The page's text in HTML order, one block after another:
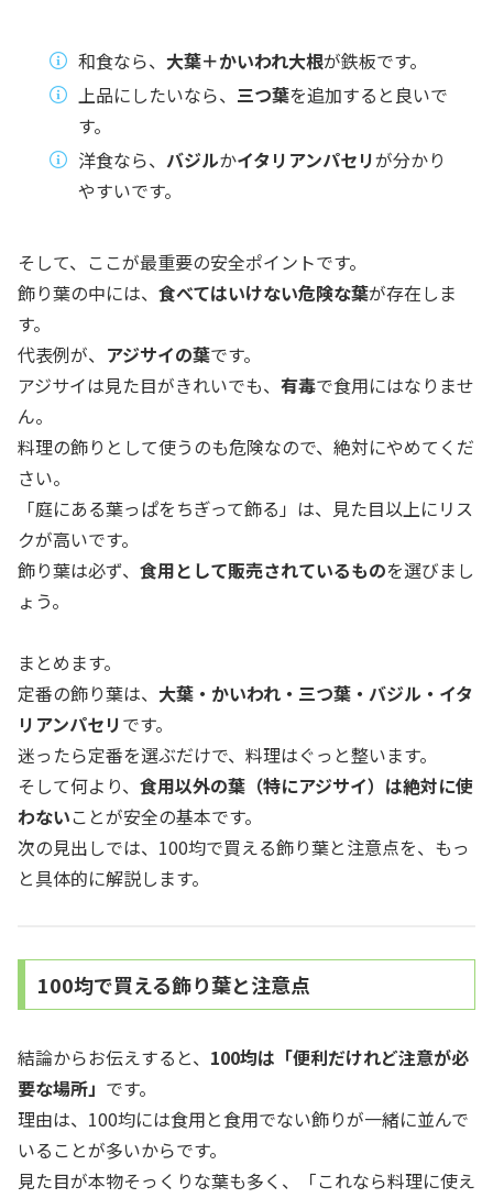
和食なら、 大葉＋かいわれ大根が鉄板です。
上品にしたいなら、 三つ葉を追加すると良いで
す。
洋食なら、 バジルかイタリアンパセリが分かり
やすいです。
そして、ここが最重要の安全ポイントです。
飾り葉の中には、 食べてはいけない危険な葉が存在しま
す。
代表例が、 アジサイの葉です。
アジサイは見た目がきれいでも、 有毒で食用にはなりませ
ん。
料理の飾りとして使うのも危険なので、絶対にやめてくだ
さい。
「庭にある葉っぱをちぎって飾る」は、見た目以上にリス
クが高いです。
飾り葉は必ず、 食用として販売されているものを選びまし
ょう。
まとめます。
定番の飾り葉は、 大葉・かいわれ・三つ葉・バジル・イタ
リアンパセリです。
迷ったら定番を選ぶだけで、料理はぐっと整います。
そして何より、 食用以外の葉（特にアジサイ）は絶対に使
わないことが安全の基本です。
次の見出しでは、100均で買える飾り葉と注意点を、もっ
と具体的に解説します。
100均で買える飾り葉と注意点
結論からお伝えすると、 100均は「便利だけれど注意が必
要な場所」 です。
理由は、100均には食用と食用でない飾りが一緒に並んで
いることが多いからです。
見た目が本物そっくりな葉も多く、「これなら料理に使え